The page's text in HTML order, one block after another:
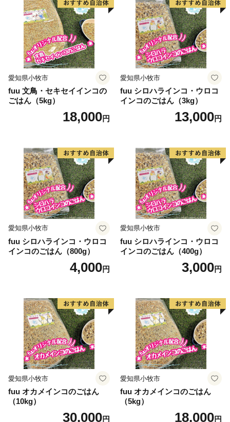
愛知県小牧市
fuu 文鳥・セキセイインコの
ごはん（5kg）
18,000円
愛知県小牧市
fuu シロハラインコ・ウロコ
インコのごはん（3kg）
13,000円
愛知県小牧市
fuu シロハラインコ・ウロコ
インコのごはん（800g）
4,000円
愛知県小牧市
fuu シロハラインコ・ウロコ
インコのごはん（400g）
3,000円
愛知県小牧市
fuu オカメインコのごはん
（10kg）
30,000円
愛知県小牧市
fuu オカメインコのごはん
（5kg）
18,000円